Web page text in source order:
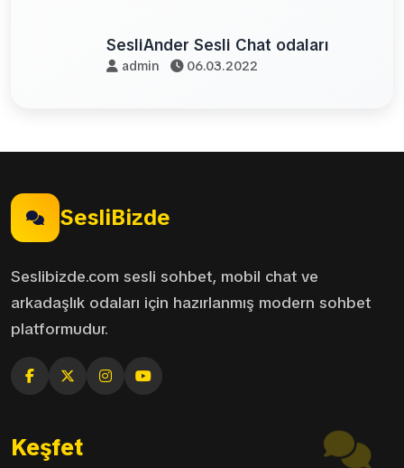
SesliAnder Sesli Chat odaları
admin 06.03.2022
SesliBizde
Seslibizde.com sesli sohbet, mobil chat ve
arkadaşlık odaları için hazırlanmış modern sohbet
platformudur.
Keşfet